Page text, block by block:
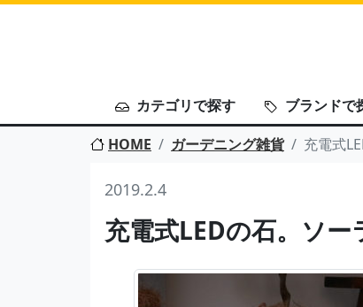
カテゴリで探す ブランドで
HOME
ガーデニング雑貨 充電式
2019.2.4
充電式LEDの石。ソー